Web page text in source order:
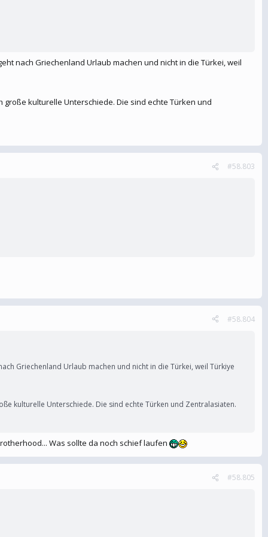
nach Griechenland Urlaub machen und nicht in die Türkei, weil
große kulturelle Unterschiede. Die sind echte Türken und
#58.803
#58.804
Griechenland Urlaub machen und nicht in die Türkei, weil Türkiye
kulturelle Unterschiede. Die sind echte Türken und Zentralasiaten.
Was sollte da noch schief laufen
#58.805